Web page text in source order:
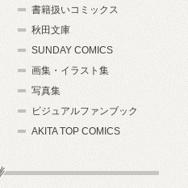
書籍扱いコミックス
秋田文庫
SUNDAY COMICS
画集・イラスト集
写真集
ビジュアルファンブック
AKITA TOP COMICS